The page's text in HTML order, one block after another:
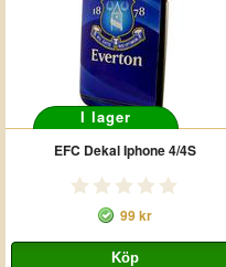
I lager
EFC Dekal Iphone 4/4S
99 kr